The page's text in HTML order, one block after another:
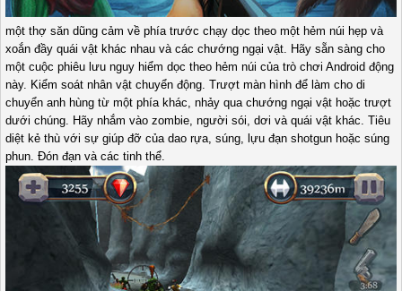
một thợ săn dũng cảm về phía trước chạy dọc theo một hẻm núi hẹp và
xoắn đầy quái vật khác nhau và các chướng ngại vật. Hãy sẵn sàng cho
một cuộc phiêu lưu nguy hiểm dọc theo hẻm núi của trò chơi Android động
này. Kiểm soát nhân vật chuyển động. Trượt màn hình để làm cho di
chuyển anh hùng từ một phía khác, nhảy qua chướng ngại vật hoặc trượt
dưới chúng. Hãy nhắm vào zombie, người sói, dơi và quái vật khác. Tiêu
diệt kẻ thù với sự giúp đỡ của dao rựa, súng, lựu đạn shotgun hoặc súng
phun. Đón đạn và các tinh thể.